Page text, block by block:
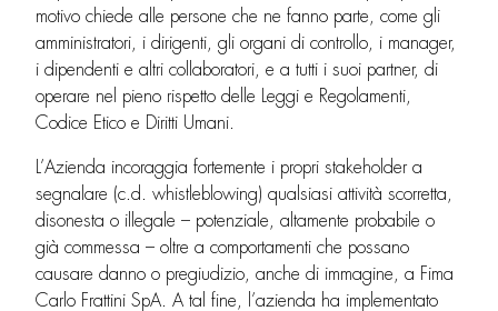
motivo chiede alle persone che ne fanno parte, come gli
amministratori, i dirigenti, gli organi di controllo, i manager,
i dipendenti e altri collaboratori, e a tutti i suoi partner, di
operare nel pieno rispetto delle Leggi e Regolamenti,
Codice Etico e Diritti Umani.
L’Azienda incoraggia fortemente i propri stakeholder a
segnalare (c.d. whistleblowing) qualsiasi attività scorretta,
disonesta o illegale – potenziale, altamente probabile o
già commessa – oltre a comportamenti che possano
causare danno o pregiudizio, anche di immagine, a Fima
Carlo Frattini SpA. A tal fine, l’azienda ha implementato